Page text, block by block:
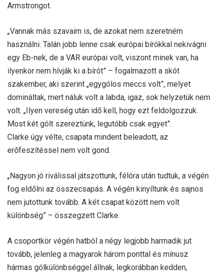
Armstrongot.
„Vannak más szavaim is, de azokat nem szeretném
használni. Talán jobb lenne csak európai bírókkal nekivágni
egy Eb-nek, de a VAR európai volt, viszont minek van, ha
ilyenkor nem hívják ki a bírót” – fogalmazott a skót
szakember, aki szerint „egygólos meccs volt”, melyet
domináltak, mert náluk volt a labda, igaz, sok helyzetük nem
volt. „Ilyen vereség után idő kell, hogy ezt feldolgozzuk.
Most két gólt szereztünk, legutóbb csak egyet”.
Clarke úgy vélte, csapata mindent beleadott, az
erőfeszítéssel nem volt gond.
„Nagyon jó riválissal játszottunk, félóra után tudtuk, a végén
fog eldőlni az összecsapás. A végén kinyíltunk és sajnos
nem jutottunk tovább. A két csapat között nem volt
különbség” – összegzett Clarke.
A csoportkör végén hatból a négy legjobb harmadik jut
tovább, jelenleg a magyarok három ponttal és mínusz
hármas gólkülönbséggel állnak, legkorábban kedden,